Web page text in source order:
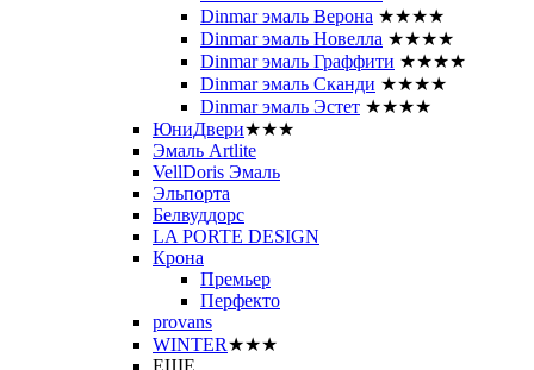
Dinmar эмаль Верона ★★★★
Dinmar эмаль Новелла ★★★★
Dinmar эмаль Граффити ★★★★
Dinmar эмаль Сканди ★★★★
Dinmar эмаль Эстет ★★★★
ЮниДвери★★★
Эмаль Artlite
VellDoris Эмаль
Эльпорта
Белвуддорс
LA PORTE DESIGN
Крона
Премьер
Перфекто
provans
WINTER★★★
ЕЩЕ...